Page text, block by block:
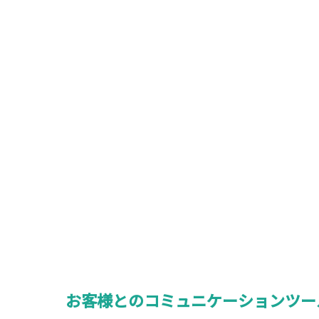
お客様とのコミュニケーションツ